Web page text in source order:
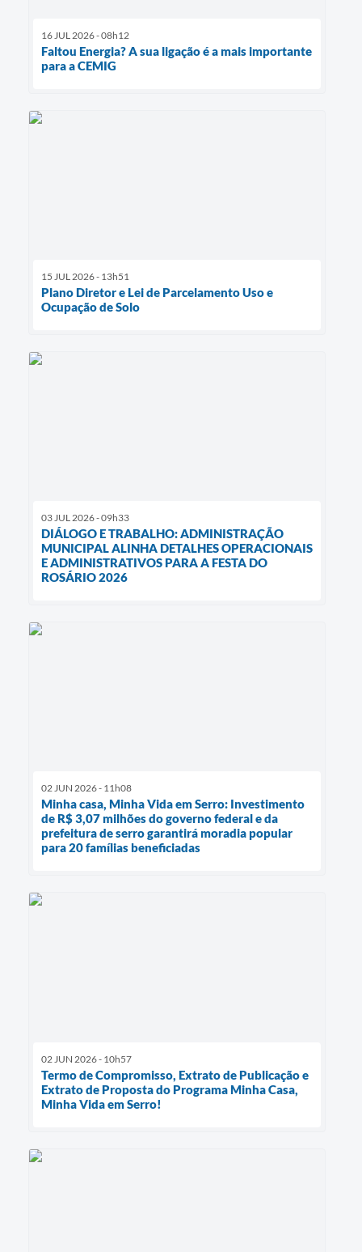
16 JUL 2026 - 08h12
Faltou Energia? A sua ligação é a mais importante
para a CEMIG
15 JUL 2026 - 13h51
Plano Diretor e Lei de Parcelamento Uso e
Ocupação de Solo
03 JUL 2026 - 09h33
DIÁLOGO E TRABALHO: ADMINISTRAÇÃO
MUNICIPAL ALINHA DETALHES OPERACIONAIS
E ADMINISTRATIVOS PARA A FESTA DO
ROSÁRIO 2026
02 JUN 2026 - 11h08
Minha casa, Minha Vida em Serro: Investimento
de R$ 3,07 milhões do governo federal e da
prefeitura de serro garantirá moradia popular
para 20 famílias beneficiadas
02 JUN 2026 - 10h57
Termo de Compromisso, Extrato de Publicação e
Extrato de Proposta do Programa Minha Casa,
Minha Vida em Serro!